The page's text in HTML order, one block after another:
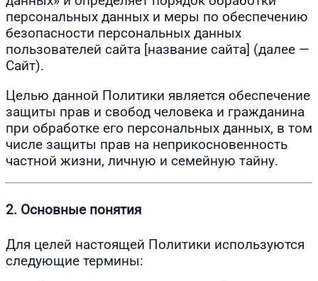
персональных данных и меры по обеспечению
безопасности персональных данных
пользователей сайта [название сайта] (далее —
Сайт).
Целью данной Политики является обеспечение
защиты прав и свобод человека и гражданина
при обработке его персональных данных, в том
числе защиты прав на неприкосновенность
частной жизни, личную и семейную тайну.
2. Основные понятия
Для целей настоящей Политики используются
следующие термины: